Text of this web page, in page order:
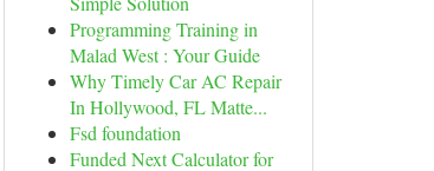
Programming Training in
Malad West : Your Guide
Why Timely Car AC Repair
In Hollywood, FL Matte...
Fsd foundation
Funded Next Calculator for